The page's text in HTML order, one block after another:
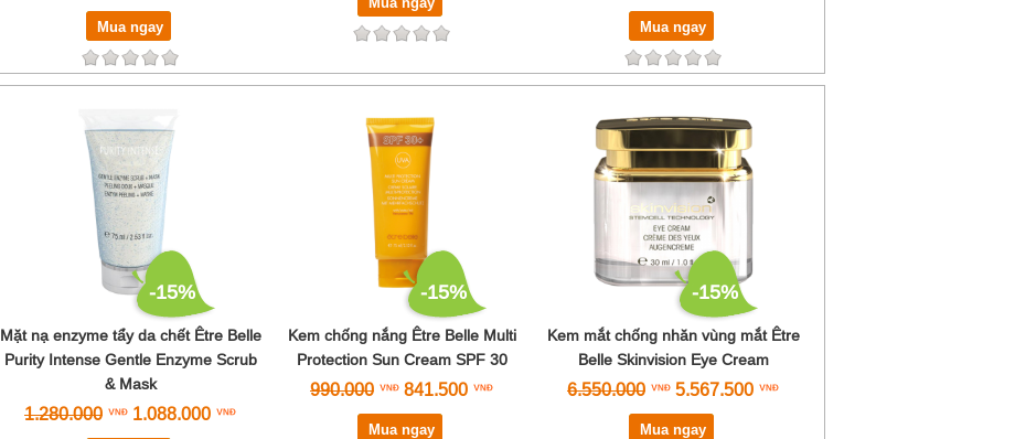
Mua ngay Mua ngay
-15%
Mặt nạ enzyme tẩy da chết Être Belle
Purity Intense Gentle Enzyme Scrub
& Mask
1.280.000 1.088.000
-15%
Kem chống nắng Être Belle Multi
Protection Sun Cream SPF 30
990.000 841.500
Mua ngay
-15%
Kem mắt chống nhăn vùng mắt Être
Belle Skinvision Eye Cream
6.550.000 5.567.500
Mua ngay